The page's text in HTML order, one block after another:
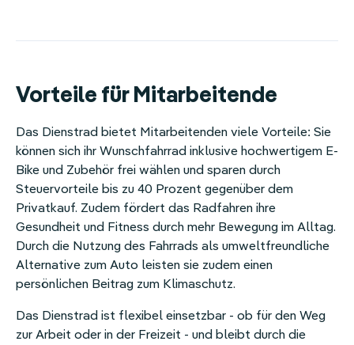
Vorteile für Mitarbeitende
Das Dienstrad bietet Mitarbeitenden viele Vorteile: Sie
können sich ihr Wunschfahrrad inklusive hochwertigem E-
Bike und Zubehör frei wählen und sparen durch
Steuervorteile bis zu 40 Prozent gegenüber dem
Privatkauf. Zudem fördert das Radfahren ihre
Gesundheit und Fitness durch mehr Bewegung im Alltag.
Durch die Nutzung des Fahrrads als umweltfreundliche
Alternative zum Auto leisten sie zudem einen
persönlichen Beitrag zum Klimaschutz.
Das Dienstrad ist flexibel einsetzbar - ob für den Weg
zur Arbeit oder in der Freizeit - und bleibt durch die